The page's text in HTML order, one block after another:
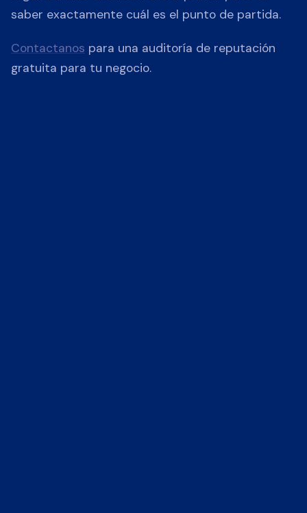
saber exactamente cuál es el punto de partida.
Contactanos para una auditoría de reputación
gratuita para tu negocio.